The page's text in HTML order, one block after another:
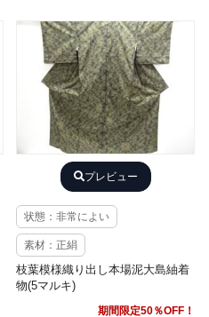
プレビュー
状態：非常によい
素材：正絹
枝葉模様織り出し本場泥大島紬着
物(5マルキ)
期間限定50％OFF！